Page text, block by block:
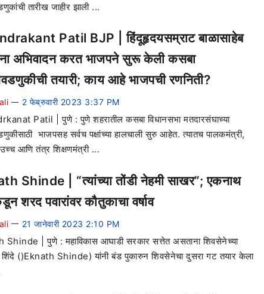
तारीख जाहीर झाली ...
Patil BJP | हिंदूहृदयसम्राट बाळासाहेब
अभिवादन करत भाजपने सुरू केली कसबा
तयारी; काय आहे भाजपची रणनिती?
— 2 फेब्रुवारी 2023 3:37 PM
Patil | पुणे : पुणे शहरातील कसबा विधानसभा मतदारसंघाच्या
भाजपसह सर्वच पक्षांच्या हालचाली सुरु आहेत. त्यातच पालकमंत्री,
उच्च आणि तंत्र शिक्षणमंत्री ...
Shinde | “त्यांच्या तोंडी नेहमी साखर”; एकनाथ
शरद पवारांवर कौतुकाचा वर्षाव
— 21 जानेवारी 2023 2:10 PM
Shinde | पुणे : महाविकास आघाडी सरकार सत्तेत असताना शिवसेनेच्या
()Eknath Shinde) यांनी बंड पुकारुन शिवसेनेचा दुसरा गट तयार केला